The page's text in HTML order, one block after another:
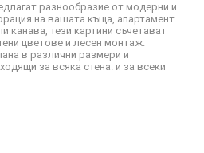
разнообразие от модерни и
на вашата къща, апартамент
канава, тези картини съчетават
цветове и лесен монтаж.
в различни размери и
за всяка стена. и за всеки